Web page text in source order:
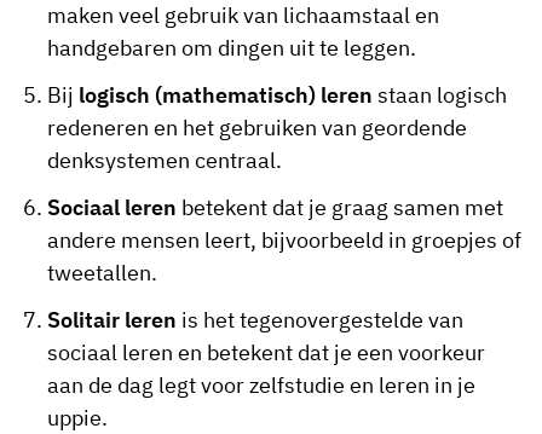
maken veel gebruik van lichaamstaal en
handgebaren om dingen uit te leggen.
Bij logisch (mathematisch) leren staan logisch
redeneren en het gebruiken van geordende
denksystemen centraal.
Sociaal leren betekent dat je graag samen met
andere mensen leert, bijvoorbeeld in groepjes of
tweetallen.
Solitair leren is het tegenovergestelde van
sociaal leren en betekent dat je een voorkeur
aan de dag legt voor zelfstudie en leren in je
uppie.